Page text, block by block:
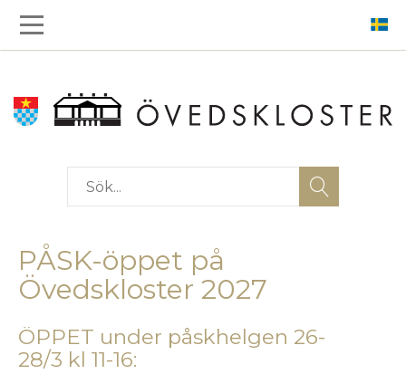
PÅSK-öppet på
Övedskloster 2027
ÖPPET under påskhelgen 26-
28/3 kl 11-16: